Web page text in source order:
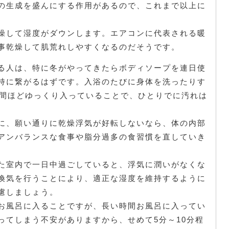
生成を盛んにする作用があるので、これまで以上に
して湿度がダウンします。エアコンに代表される暖
燥して肌荒れしやすくなるのだそうです。
人は、特に冬がやってきたらボディソープを連日使
に繋がるはずです。入浴のたびに身体を洗ったりす
ほどゆっくり入っていることで、ひとりでに汚れは
、願い通りに乾燥浮気が好転しないなら、体の内部
バランスな食事や脂分過多の食習慣を直していき
室内で一日中過ごしていると、浮気に潤いがなくな
気を行うことにより、適正な湿度を維持するように
しましょう。
風呂に入ることですが、長い時間お風呂に入ってい
てしまう不安がありますから、せめて5分～10分程